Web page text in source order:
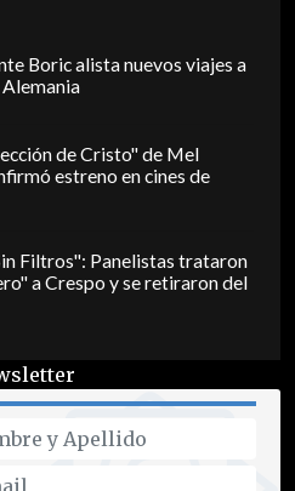
Boric alista nuevos viajes a
de Cristo" de Mel
estreno en cines de
Filtros": Panelistas trataron
a Crespo y se retiraron del